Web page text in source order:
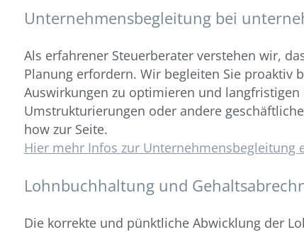
Unternehmensbegleitung bei
Als erfahrener Steuerberater verstehen wir,
Planung erfordern. Wir begleiten Sie proaktiv
Auswirkungen zu optimieren und
Umstrukturierungen oder andere
how zur Seite.
Hier mehr Infos zur Unternehmensbegleitung
Lohnbuchhaltung und
Die korrekte und pünktliche Abwicklung der